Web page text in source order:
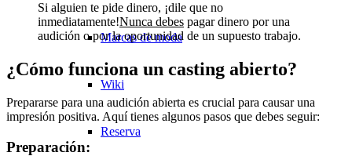
Marcas de moda
Wiki
Reserva
Si alguien te pide dinero, ¡dile que no
inmediatamente!Nunca debes pagar dinero por una
audición o por la oportunidad de un supuesto trabajo.
¿Cómo funciona un casting abierto?
Prepararse para una audición abierta es crucial para causar una
impresión positiva. Aquí tienes algunos pasos que debes seguir:
Preparación: